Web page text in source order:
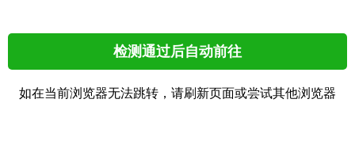
检测通过后自动前往
如在当前浏览器无法跳转，请刷新页面或尝试其他浏览器